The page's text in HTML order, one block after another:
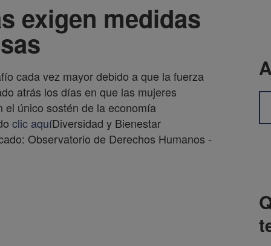
exigen medidas
cada vez mayor debido a que la fuerza
atrás los días en que las mujeres
el único sostén de la economía
clic aquíDiversidad y Bienestar
Observatorio de Derechos Humanos -